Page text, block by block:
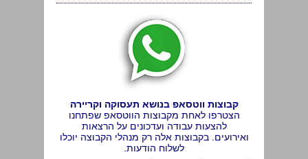
קבוצות ווטסאפ בנושא תעסוקה וקריירה
הצטרפו לאחת מקבוצות הווטסאפ שפתחנו
להצעות עבודה ועדכונים על הרצאות
ואירועים. בקבוצות אלה רק מנהלי הקבוצה יוכלו
לשלוח הודעות